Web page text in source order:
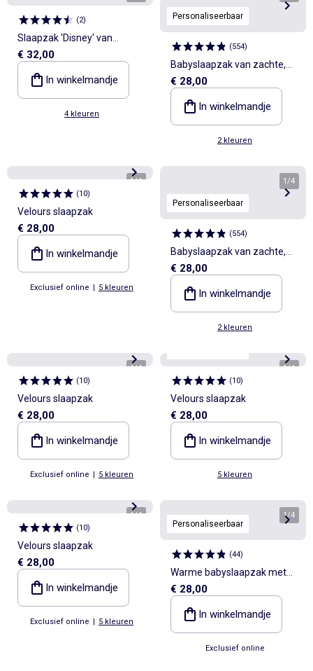
(2)
Slaapzak 'Disney' van
velours
€ 32,00
In winkelmandje
4 kleuren
Personaliseerbaar
(554)
Babyslaapzak van zachte,
luchtige katoen met
afneembare mouwen, TOG-
waarde 2.5
€ 28,00
In winkelmandje
2 kleuren
1/4
(10)
Velours slaapzak
€ 28,00
In winkelmandje
Exclusief online | 5 kleuren
Personaliseerbaar
1 /4
(554)
Babyslaapzak van zachte,
luchtige katoen met
afneembare mouwen, TOG-
waarde 2.5
€ 28,00
In winkelmandje
2 kleuren
1/4
(10)
Velours slaapzak
€ 28,00
In winkelmandje
Exclusief online | 5 kleuren
1/4
(10)
Velours slaapzak
€ 28,00
In winkelmandje
5 kleuren
1/4
(10)
Velours slaapzak
€ 28,00
In winkelmandje
Exclusief online | 5 kleuren
Personaliseerbaar
1/4
(44)
Warme babyslaapzak met
afneembare mouwen, TOG-
waarde 2
€ 28,00
In winkelmandje
Exclusief online